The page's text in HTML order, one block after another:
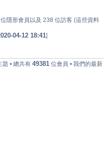
隱形會員以及 238 位訪客 (這些資料
04-12 18:41]
題 • 總共有 49381 位會員 • 我們的最新